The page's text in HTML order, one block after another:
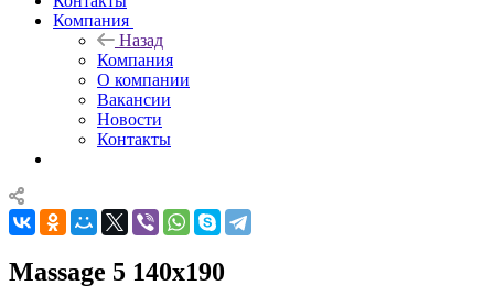
Компания
Назад
Компания
О компании
Вакансии
Новости
Контакты
Massage 5 140x190